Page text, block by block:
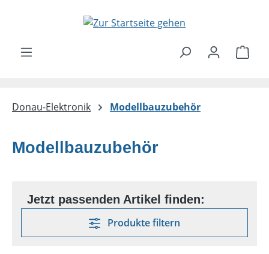
Zum Hauptinhalt springen
Donau-Elektronik Modellbauzubehör
Modellbauzubehör
Produkte filtern